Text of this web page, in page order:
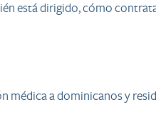
está dirigido, cómo
a dominicanos y